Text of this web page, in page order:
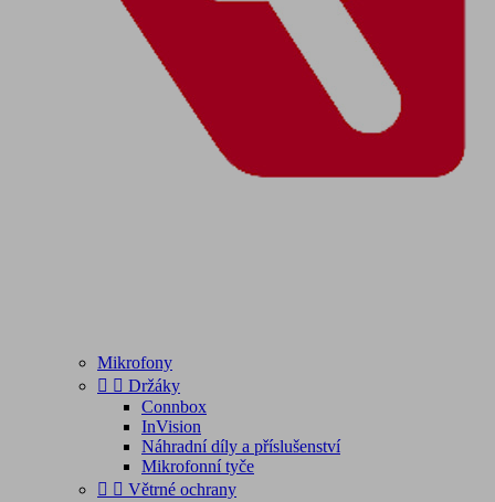
Mikrofony
  Držáky
Connbox
InVision
Náhradní díly a příslušenství
Mikrofonní tyče
  Větrné ochrany